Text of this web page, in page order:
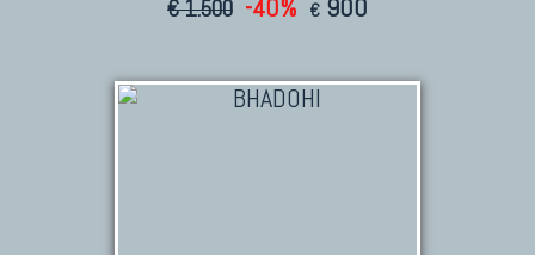
Kilim Vecchi E Antichi
Kilim Nuovi
€ 1.500 -40% € 900